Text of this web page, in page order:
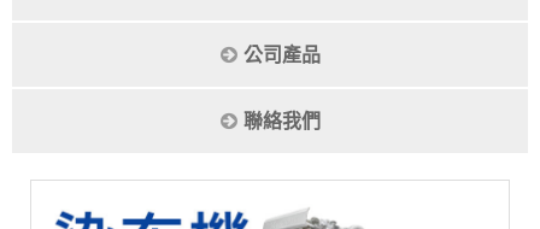
公司產品
聯絡我們